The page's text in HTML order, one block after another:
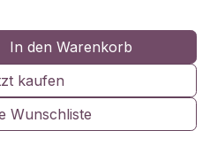
In den Warenkorb
kaufen
Wunschliste